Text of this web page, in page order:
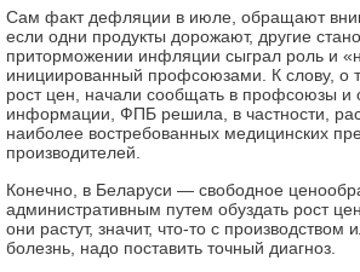
Сам факт дефляции в июле, обращают
если одни продукты дорожают, другие
приторможении инфляции сыграл роль и
инициированный профсоюзами. К слову, о
рост цен, начали сообщать в профсоюзы
информации, ФПБ решила, в частности,
наиболее востребованных медицинских
производителей.
Конечно, в Беларуси — свободное
административным путем обуздать рост
они растут, значит, что-то с
болезнь, надо поставить точный диагноз.